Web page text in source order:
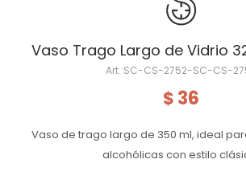
Vaso Trago Largo de Vidrio
SC-CS-2752-SC-CS-
$ 36
Vaso de trago largo de 350 ml, ideal
alcohólicas con estilo